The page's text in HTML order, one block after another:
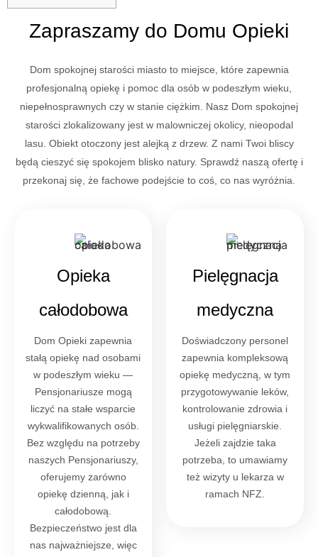
Zapraszamy do Domu Opieki
Dom spokojnej starości miasto to miejsce, które zapewnia
profesjonalną opiekę i pomoc dla osób w podeszłym wieku,
niepełnosprawnych czy w stanie ciężkim. Nasz Dom spokojnej
starości zlokalizowany jest w malowniczej okolicy, nieopodal
lasu. Obiekt otoczony jest alejką z drzew. Z nami Twoi bliscy
będą cieszyć się spokojem blisko natury. Sprawdź naszą ofertę i
przekonaj się, że fachowe podejście to coś, co nas wyróżnia.
Opieka
całodobowa
Dom Opieki zapewnia
stałą opiekę nad osobami
w podeszłym wieku —
Pensjonariusze mogą
liczyć na stałe wsparcie
wykwalifikowanych osób.
Bez względu na potrzeby
naszych Pensjonariuszy,
oferujemy zarówno
opiekę dzienną, jak i
całodobową.
Bezpieczeństwo jest dla
nas najważniejsze, więc
Pielęgnacja
medyczna
Doświadczony personel
zapewnia kompleksową
opiekę medyczną, w tym
przygotowywanie leków,
kontrolowanie zdrowia i
usługi pielęgniarskie.
Jeżeli zajdzie taka
potrzeba, to umawiamy
też wizyty u lekarza w
ramach NFZ.